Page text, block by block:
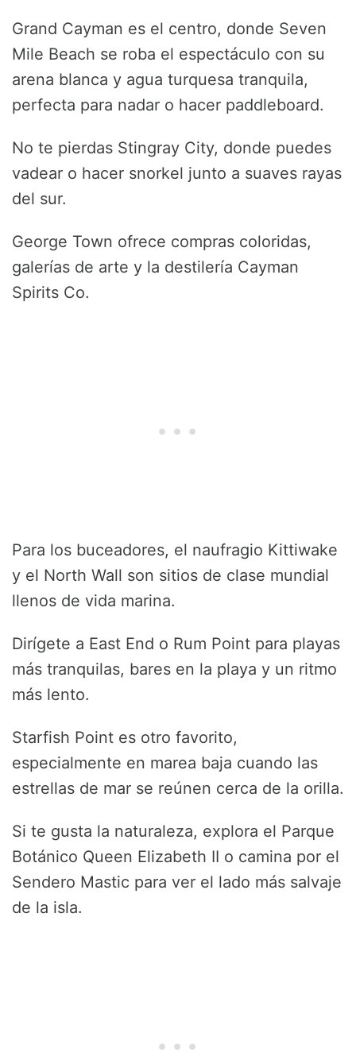
Grand Cayman es el centro, donde Seven
Mile Beach se roba el espectáculo con su
arena blanca y agua turquesa tranquila,
perfecta para nadar o hacer paddleboard.
No te pierdas Stingray City, donde puedes
vadear o hacer snorkel junto a suaves rayas
del sur.
George Town ofrece compras coloridas,
galerías de arte y la destilería Cayman
Spirits Co.
Para los buceadores, el naufragio Kittiwake
y el North Wall son sitios de clase mundial
llenos de vida marina.
Dirígete a East End o Rum Point para playas
más tranquilas, bares en la playa y un ritmo
más lento.
Starfish Point es otro favorito,
especialmente en marea baja cuando las
estrellas de mar se reúnen cerca de la orilla.
Si te gusta la naturaleza, explora el Parque
Botánico Queen Elizabeth II o camina por el
Sendero Mastic para ver el lado más salvaje
de la isla.